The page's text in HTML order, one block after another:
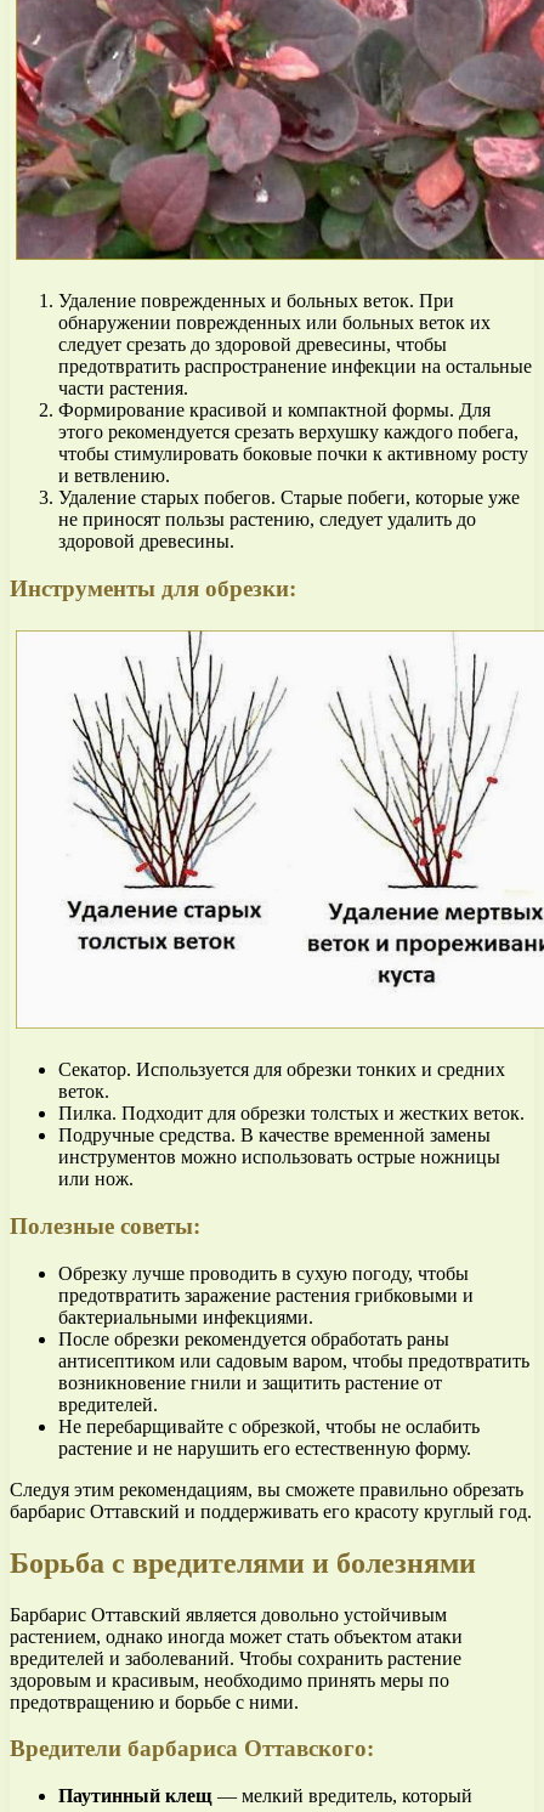
Удаление поврежденных и больных веток. При
обнаружении поврежденных или больных веток их
следует срезать до здоровой древесины, чтобы
предотвратить распространение инфекции на остальные
части растения.
Формирование красивой и компактной формы. Для
этого рекомендуется срезать верхушку каждого побега,
чтобы стимулировать боковые почки к активному росту
и ветвлению.
Удаление старых побегов. Старые побеги, которые уже
не приносят пользы растению, следует удалить до
здоровой древесины.
Инструменты для обрезки:
Секатор. Используется для обрезки тонких и средних
веток.
Пилка. Подходит для обрезки толстых и жестких веток.
Подручные средства. В качестве временной замены
инструментов можно использовать острые ножницы
или нож.
Полезные советы:
Обрезку лучше проводить в сухую погоду, чтобы
предотвратить заражение растения грибковыми и
бактериальными инфекциями.
После обрезки рекомендуется обработать раны
антисептиком или садовым варом, чтобы предотвратить
возникновение гнили и защитить растение от
вредителей.
Не перебарщивайте с обрезкой, чтобы не ослабить
растение и не нарушить его естественную форму.
Следуя этим рекомендациям, вы сможете правильно обрезать
барбарис Оттавский и поддерживать его красоту круглый год.
Борьба с вредителями и болезнями
Барбарис Оттавский является довольно устойчивым
растением, однако иногда может стать объектом атаки
вредителей и заболеваний. Чтобы сохранить растение
здоровым и красивым, необходимо принять меры по
предотвращению и борьбе с ними.
Вредители барбариса Оттавского:
Паутинный клещ — мелкий вредитель, который